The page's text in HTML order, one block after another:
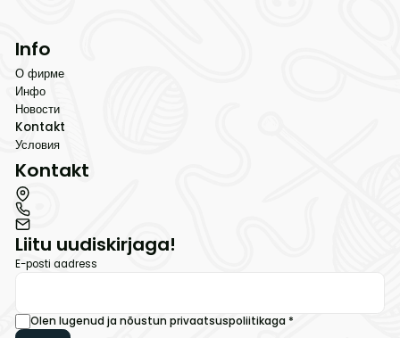
Info
О фирме
Инфо
Новости
Kontakt
Условия
Kontakt
Liitu uudiskirjaga!
E-posti aadress
Olen lugenud ja nõustun privaatsuspoliitikaga *